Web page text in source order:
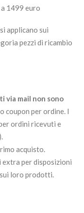
1499 euro
applicano sui
pezzi di ricambio
via mail non sono
coupon per ordine. I
ordini ricevuti e
acquisto.
extra per disposizioni
loro prodotti.